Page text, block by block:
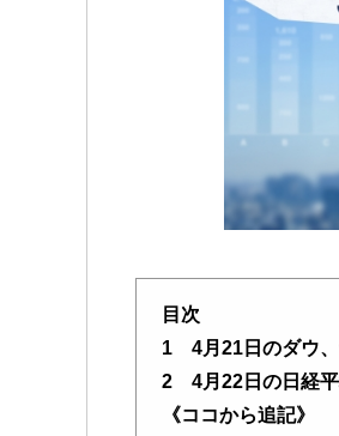
目次
1 4月21日のダウ、
2 4月22日の日経平
《ココから追記》